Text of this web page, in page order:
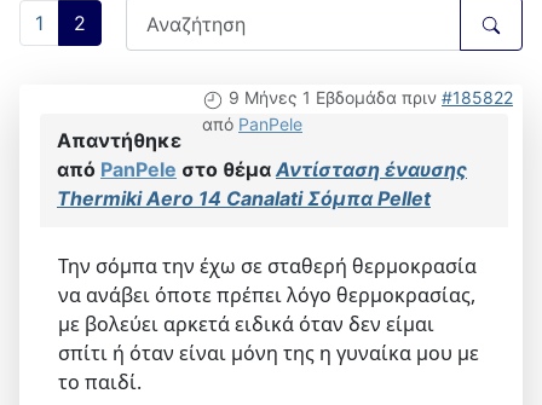
1 2
9 Μήνες 1 Εβδομάδα πριν #185822
από PanPele
Απαντήθηκε
από PanPele στο θέμαΑντίσταση έναυσης
Thermiki Aero 14 Canalati Σόμπα Pellet
Την σόμπα την έχω σε σταθερή θερμοκρασία
να ανάβει όποτε πρέπει λόγο θερμοκρασίας,
με βολεύει αρκετά ειδικά όταν δεν είμαι
σπίτι ή όταν είναι μόνη της η γυναίκα μου με
το παιδί.